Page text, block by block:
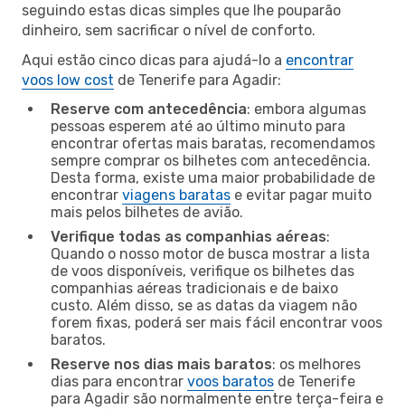
seguindo estas dicas simples que lhe pouparão
dinheiro, sem sacrificar o nível de conforto.
Aqui estão cinco dicas para ajudá-lo a encontrar
voos low cost de Tenerife para Agadir:
Reserve com antecedência: embora algumas
pessoas esperem até ao último minuto para
encontrar ofertas mais baratas, recomendamos
sempre comprar os bilhetes com antecedência.
Desta forma, existe uma maior probabilidade de
encontrar viagens baratas e evitar pagar muito
mais pelos bilhetes de avião.
Verifique todas as companhias aéreas:
Quando o nosso motor de busca mostrar a lista
de voos disponíveis, verifique os bilhetes das
companhias aéreas tradicionais e de baixo
custo. Além disso, se as datas da viagem não
forem fixas, poderá ser mais fácil encontrar voos
baratos.
Reserve nos dias mais baratos: os melhores
dias para encontrar voos baratos de Tenerife
para Agadir são normalmente entre terça-feira e